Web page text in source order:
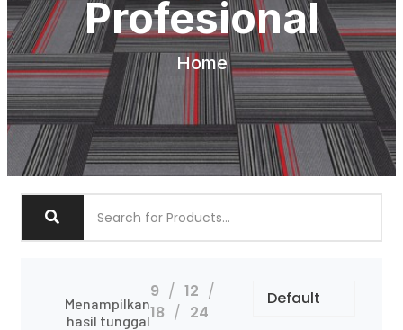
Profesional
Home
Menampilkan
hasil tunggal
9
12
18
24